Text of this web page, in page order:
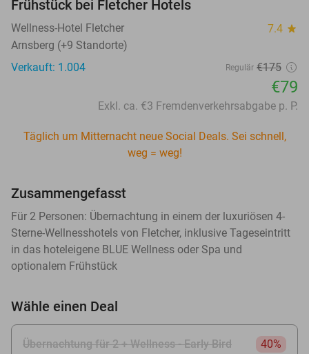
Frühstück bei Fletcher Hotels
Wellness-Hotel Fletcher 7.4 star
Arnsberg (+9 Standorte)
Verkauft: 1.004
Regulär €175
€79
Exkl. ca. €3 Fremdenverkehrsabgabe p. P.
Täglich um Mitternacht neue Social Deals. Sei schnell,
weg = weg!
Zusammengefasst
Für 2 Personen: Übernachtung in einem der luxuriösen 4-
Sterne-Wellnesshotels von Fletcher, inklusive Tageseintritt
in das hoteleigene BLUE Wellness oder Spa und
optionalem Frühstück
Wähle einen Deal
Übernachtung für 2 + Wellness - Early Bird
40%